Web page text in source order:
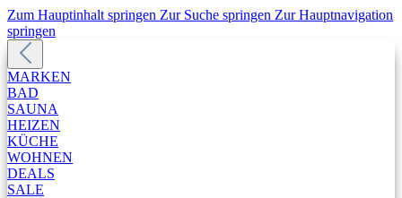
Zum Hauptinhalt springen Zur Suche springen Zur Hauptnavigation
springen
MARKEN
BAD
SAUNA
HEIZEN
KÜCHE
WOHNEN
DEALS
SALE